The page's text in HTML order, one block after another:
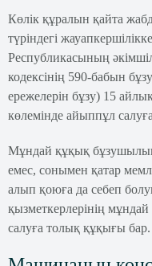
Көлік құралын қайта
түріндегі
Республикасының
кодексінің 590-бабын
ережелерін бұзу) 15
көлемінде айыппұл
Мұндай құқық
емес, сонымен қатар
алып қоюға да себеп
қызметкерлерінің
салуға толық құқығы бар.